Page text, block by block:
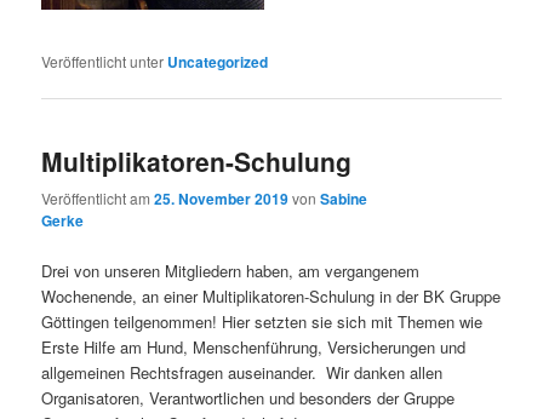
Veröffentlicht unter Uncategorized
Multiplikatoren-Schulung
Veröffentlicht am25. November 2019vonSabine
Gerke
Drei von unseren Mitgliedern haben, am vergangenem
Wochenende, an einer Multiplikatoren-Schulung in der BK Gruppe
Göttingen teilgenommen! Hier setzten sie sich mit Themen wie
Erste Hilfe am Hund, Menschenführung, Versicherungen und
allgemeinen Rechtsfragen auseinander. Wir danken allen
Organisatoren, Verantwortlichen und besonders der Gruppe